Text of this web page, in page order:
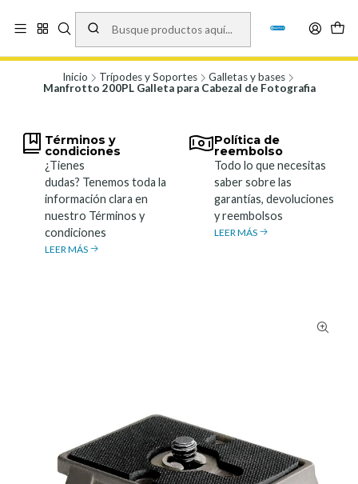
Vísita nuestro local en Los Agustinos 5478, Ñuñoa. Lunes a Viernes 9.30 a
19.00, Sábados 10:00 a 19:00 y Domingos de 10:00 a 17:00
Inicio Trípodes y Soportes
Galletas y bases
Manfrotto 200PL Galleta para Cabezal de Fotografia
Términos y
condiciones
¿Tienes
dudas? Tenemos toda la
información clara en
nuestro Términos y
condiciones
LEER MÁS
Política de
reembolso
Todo lo que necesitas
saber sobre las
garantías, devoluciones
y reembolsos
LEER MÁS